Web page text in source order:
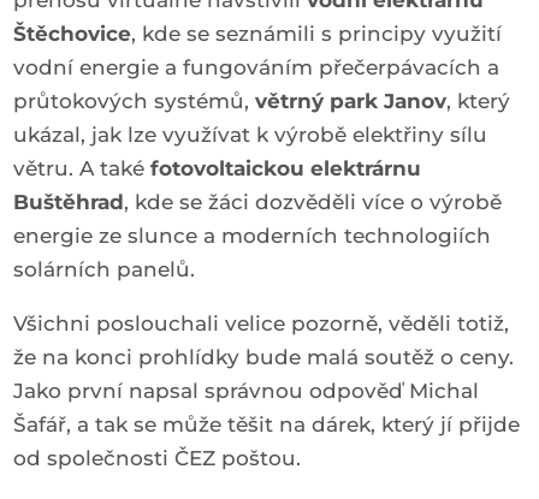
Štěchovice, kde se seznámili s principy využití
vodní energie a fungováním přečerpávacích a
průtokových systémů,větrný park Janov, který
ukázal, jak lze využívat k výrobě elektřiny sílu
větru. A takéfotovoltaickou elektrárnu
Buštěhrad, kde se žáci dozvěděli více o výrobě
energie ze slunce a moderních technologiích
solárních panelů.
Všichni poslouchali velice pozorně, věděli totiž,
že na konci prohlídky bude malá soutěž o ceny.
Jako první napsal správnou odpověď Michal
Šafář, a tak se může těšit na dárek, který jí přijde
od společnosti ČEZ poštou.